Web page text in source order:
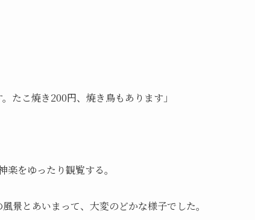
たこ焼き200円、焼き鳥もあります」
をゆったり観覧する。
景とあいまって、大変のどかな様子でした。